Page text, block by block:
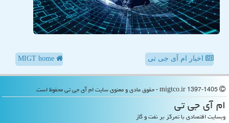
اخبار ام آی جی تی
ام آی جی تی
وبسایت اقتصادی با تمرکز بر نفت و گاز